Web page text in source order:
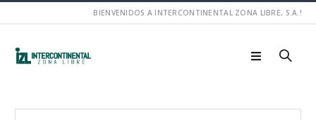
BIENVENIDOS A INTERCONTINENTAL ZONA LIBRE, S.A.!